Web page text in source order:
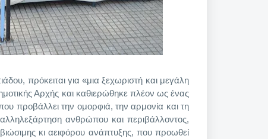
πρόκειται για «μια ξεχωριστή και μεγάλη
Αρχής και καθιερώθηκε πλέον ως ένας
προβάλλει την ομορφιά, την αρμονία και τη
ανθρώπου και περιβάλλοντος,
κι αειφόρου ανάπτυξης, που προωθεί